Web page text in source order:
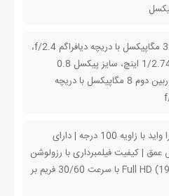
دوربین اول 32 مگاپیکسل با دریچه دیافراگم f/2.4،
سایز سنسور 1/2.74 اینچ، سایز پیکسل 0.8
میکرومتر | دوربین دوم 8 مگاپیکسل با دریچه
دارای لنز اولترا واید با زاویه 100 درجه | دارای
| کیفیت فیلمبرداری با رزولوشن
(1080 × 1920) Full HD با سرعت 30/60 فریم بر